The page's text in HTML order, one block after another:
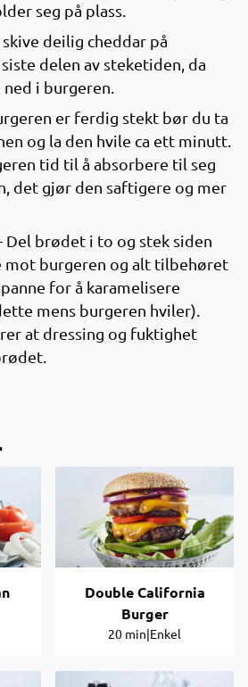
seg på plass.
skive deilig cheddar på
delen av steketiden, da
i burgeren.
er ferdig stekt bør du ta
og la den hvile ca ett minutt.
tid til å absorbere til seg
det gjør den saftigere og mer
Del brødet i to og stek siden
mot burgeren og alt tilbehøret
for å karamelisere
mens burgeren hviler).
at dressing og fuktighet
Double California
Burger
20 min|Enkel